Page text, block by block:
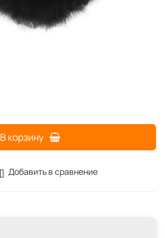
Добавить в сравнение
В корзину